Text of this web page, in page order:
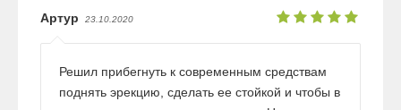
Артур 23.10.2020
Решил прибегнуть к современным средствам
поднять эрекцию, сделать ее стойкой и чтобы в